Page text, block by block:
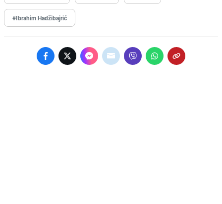
#Ibrahim Hadžibajrić